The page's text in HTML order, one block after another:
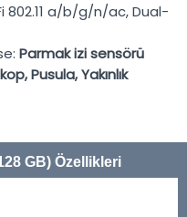
802.11 a/b/g/n/ac, Dual-
Parmak izi sensörü
Pusula, Yakınlık
GB) Özellikleri